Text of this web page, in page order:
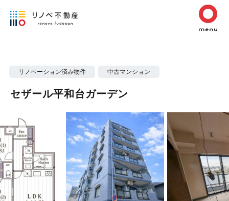
リノベーション済み物件 中古マンション
セザール平和台ガーデン